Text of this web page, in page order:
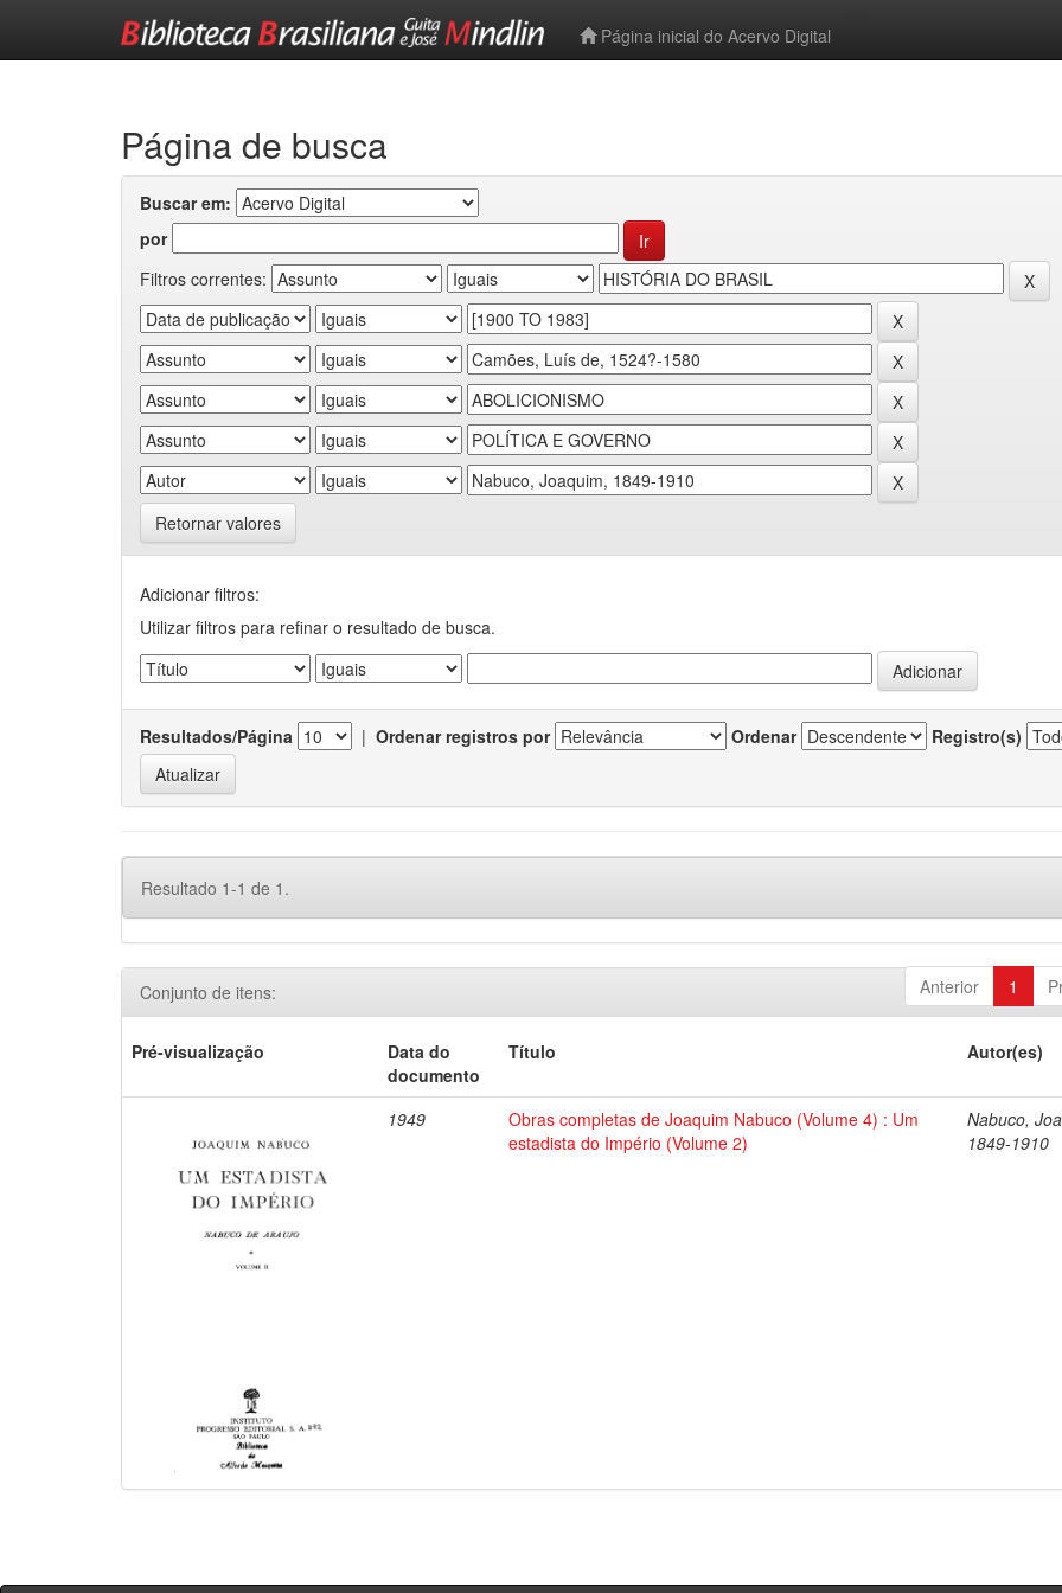
Página inicial do Acervo Digital
Página de busca
Buscar em:
por
Filtros correntes:
Retornar valores
Adicionar filtros:
Utilizar filtros para refinar o resultado de busca.
Resultados/Página | Ordenar registros por Ordenar Registro(s)
Resultado 1-1 de 1.
Anterior 1
Conjunto de itens:
Pré-visualização
Data do
documento
Título Autor(es)
1949
Obras completas de Joaquim Nabuco (Volume 4) : Um
estadista do Império (Volume 2)
Nabuco,
1849-1910